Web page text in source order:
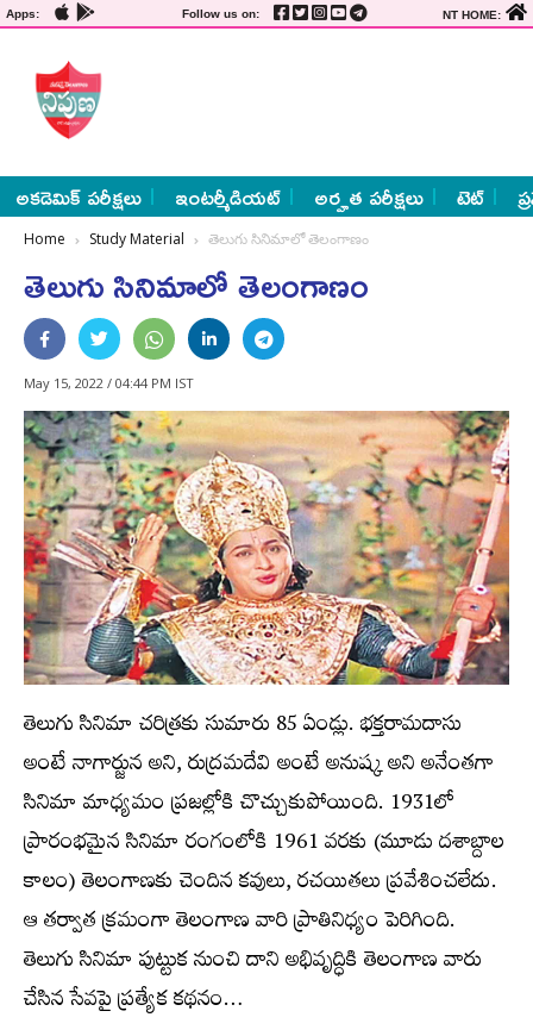
Apps: Follow us on: NT HOME:
అకడెమిక్ పరీక్షలు ఇంటర్మీడియట్ అర్హత పరీక్షలు టెట్
Home Study Material తెలుగు సినిమాలో తెలంగాణం
తెలుగు సినిమాలో తెలంగాణం
May 15, 2022 / 04:44 PM IST
తెలుగు సినిమా చరిత్రకు సుమారు 85 ఏండ్లు. భక్తరామదాసు
అంటే నాగార్జున అని, రుద్రమదేవి అంటే అనుష్క అని అనేంతగా
సినిమా మాధ్యమం ప్రజల్లోకి చొచ్చుకుపోయింది. 1931లో
ప్రారంభమైన సినిమా రంగంలోకి 1961 వరకు (మూడు దశాబ్దాల
కాలం) తెలంగాణకు చెందిన కవులు, రచయితలు ప్రవేశించలేదు.
ఆ తర్వాత క్రమంగా తెలంగాణ వారి ప్రాతినిధ్యం పెరిగింది.
తెలుగు సినిమా పుట్టుక నుంచి దాని అభివృద్ధికి తెలంగాణ వారు
చేసిన సేవపై ప్రత్యేక కథనం…